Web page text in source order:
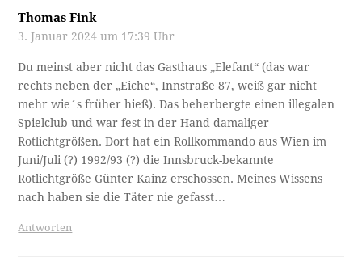
Thomas Fink
3. Januar 2024 um 17:39 Uhr
Du meinst aber nicht das Gasthaus „Elefant“ (das war
rechts neben der „Eiche“, Innstraße 87, weiß gar nicht
mehr wie´s früher hieß). Das beherbergte einen illegalen
Spielclub und war fest in der Hand damaliger
Rotlichtgrößen. Dort hat ein Rollkommando aus Wien im
Juni/Juli (?) 1992/93 (?) die Innsbruck-bekannte
Rotlichtgröße Günter Kainz erschossen. Meines Wissens
nach haben sie die Täter nie gefasst…
Antworten